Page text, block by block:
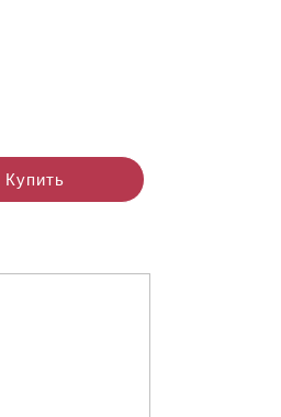
Купить